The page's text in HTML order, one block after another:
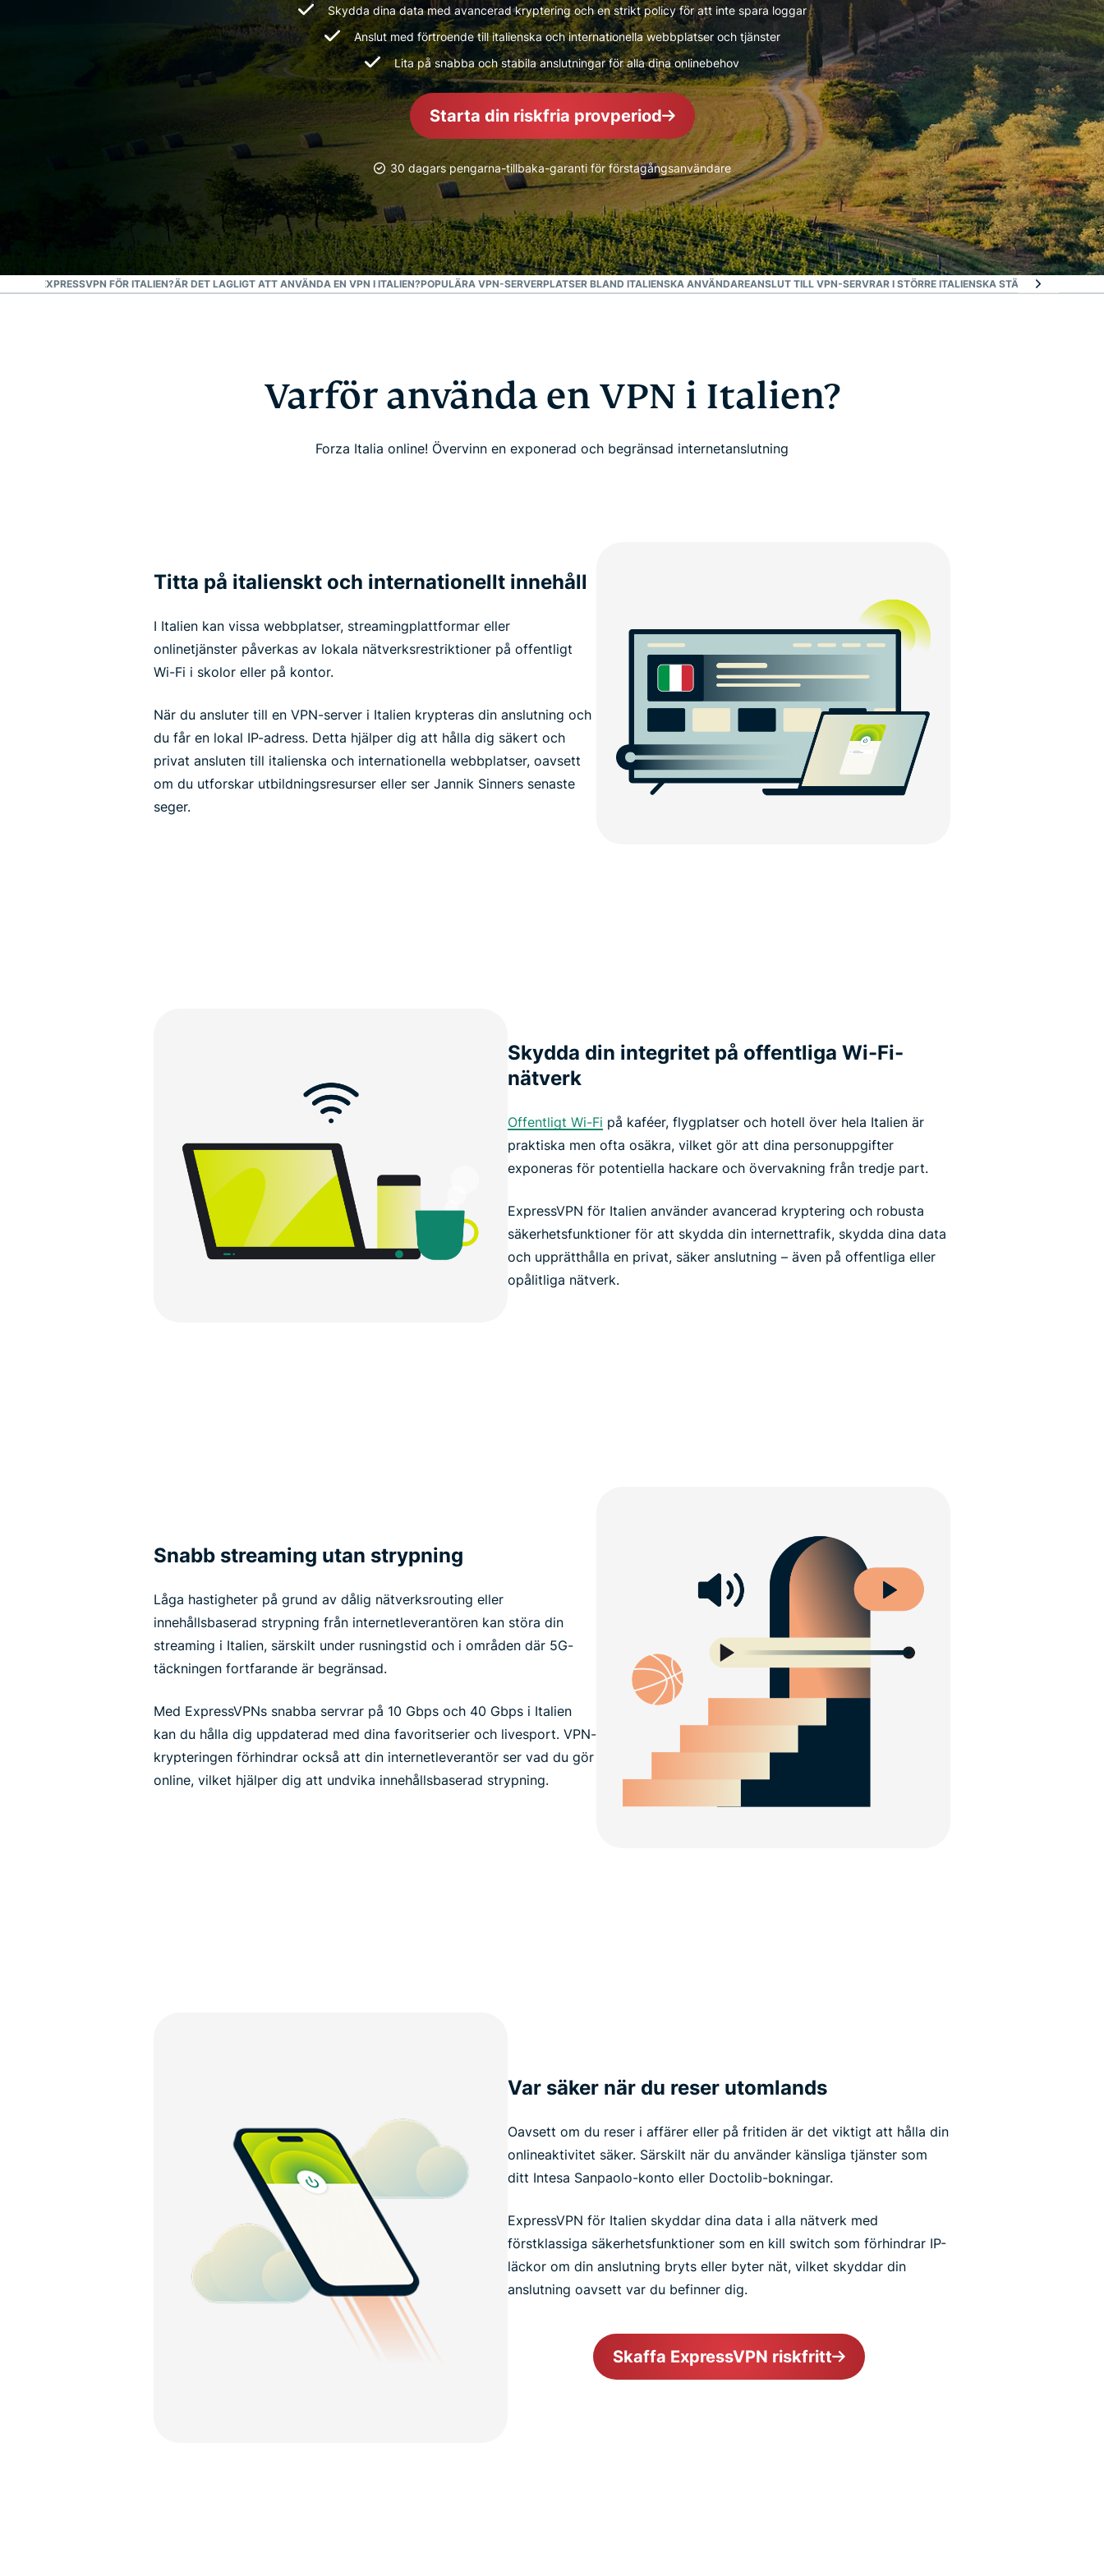
intelligens.
Identity
Defender
Kraftfull
uppsättning
skydd,
övervakning
och
databorttagning
Skydda dina data med avancerad kryptering och en strikt policy för att inte spara loggar
Anslut med förtroende till italienska och internationella webbplatser och tjänster
Lita på snabba och stabila anslutningar för alla dina onlinebehov
Starta din riskfria provperiod
30 dagars pengarna-tillbaka-garanti för förstagångsanvändare
VÄLJA EXPRESSVPN FÖR ITALIEN?ÄR DET LAGLIGT ATT ANVÄNDA EN VPN I ITALIEN?POPULÄRA VPN-SERVERPLATSER BLAND ITALIENSKA ANVÄNDAREANSLUT TILL VPN-SERVRAR I STÖRRE ITALIENSKA STÄDERLADDA NER
Varför använda en VPN i Italien?
Forza Italia online! Övervinn en exponerad och begränsad internetanslutning
Titta på italienskt och internationellt innehåll
I Italien kan vissa webbplatser, streamingplattformar eller
onlinetjänster påverkas av lokala nätverksrestriktioner på offentligt
Wi-Fi i skolor eller på kontor.
När du ansluter till en VPN-server i Italien krypteras din anslutning och
du får en lokal IP-adress. Detta hjälper dig att hålla dig säkert och
privat ansluten till italienska och internationella webbplatser, oavsett
om du utforskar utbildningsresurser eller ser Jannik Sinners senaste
seger.
Skydda din integritet på offentliga Wi-Fi-
nätverk
Offentligt Wi-Fi på kaféer, flygplatser och hotell över hela Italien är
praktiska men ofta osäkra, vilket gör att dina personuppgifter
exponeras för potentiella hackare och övervakning från tredje part.
ExpressVPN för Italien använder avancerad kryptering och robusta
säkerhetsfunktioner för att skydda din internettrafik, skydda dina data
och upprätthålla en privat, säker anslutning – även på offentliga eller
opålitliga nätverk.
Snabb streaming utan strypning
Låga hastigheter på grund av dålig nätverksrouting eller
innehållsbaserad strypning från internetleverantören kan störa din
streaming i Italien, särskilt under rusningstid och i områden där 5G-
täckningen fortfarande är begränsad.
Med ExpressVPNs snabba servrar på 10 Gbps och 40 Gbps i Italien
kan du hålla dig uppdaterad med dina favoritserier och livesport. VPN-
krypteringen förhindrar också att din internetleverantör ser vad du gör
online, vilket hjälper dig att undvika innehållsbaserad strypning.
Var säker när du reser utomlands
Oavsett om du reser i affärer eller på fritiden är det viktigt att hålla din
onlineaktivitet säker. Särskilt när du använder känsliga tjänster som
ditt Intesa Sanpaolo-konto eller Doctolib-bokningar.
ExpressVPN för Italien skyddar dina data i alla nätverk med
förstklassiga säkerhetsfunktioner som en kill switch som förhindrar IP-
läckor om din anslutning bryts eller byter nät, vilket skyddar din
anslutning oavsett var du befinner dig.
Skaffa ExpressVPN riskfritt